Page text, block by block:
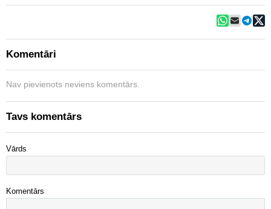
Komentāri
Nav pievienots neviens komentārs.
Tavs komentārs
Vārds
Komentārs